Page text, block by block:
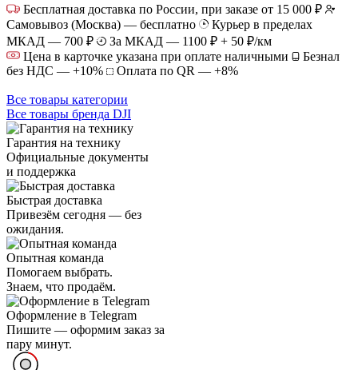
Бесплатная доставка по России, при заказе от 15 000 ₽
Самовывоз (Москва) — бесплатно
Курьер в пределах
МКАД — 700 ₽
За МКАД — 1100 ₽ + 50 ₽/км
Цена в карточке указана при оплате наличными
Безнал
без НДС — +10%
Оплата по QR — +8%
Все товары категории
Все товары бренда DJI
Гарантия на технику
Официальные документы
и поддержка
Быстрая доставка
Привезём сегодня — без
ожидания.
Опытная команда
Помогаем выбрать.
Знаем, что продаём.
Оформление в Telegram
Пишите — оформим заказ за
пару минут.